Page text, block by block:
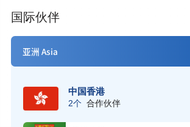
国际伙伴
亚洲 Asia
中国香港
2个 合作伙伴